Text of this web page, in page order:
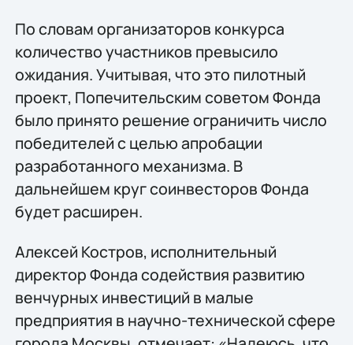
По словам организаторов конкурса
количество участников превысило
ожидания. Учитывая, что это пилотный
проект, Попечительским советом Фонда
было принято решение ограничить число
победителей с целью апробации
разработанного механизма. В
дальнейшем круг соинвесторов Фонда
будет расширен.
Алексей Костров, исполнительный
директор Фонда содействия развитию
венчурных инвестиций в малые
предприятия в научно-технической сфере